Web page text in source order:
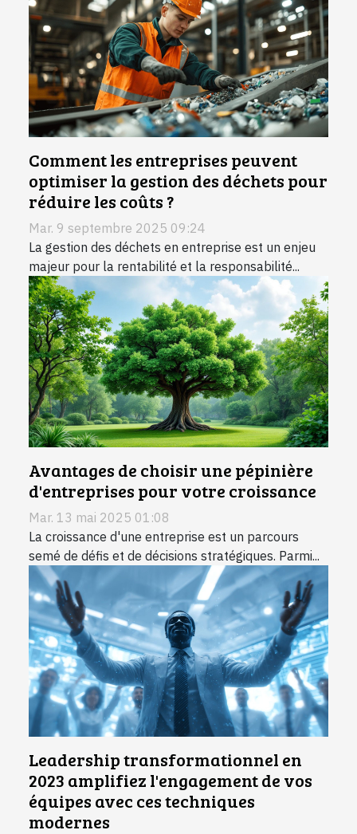
Comment les entreprises peuvent
optimiser la gestion des déchets pour
réduire les coûts ?
Mar. 9 septembre 2025 09:24
La gestion des déchets en entreprise est un enjeu
majeur pour la rentabilité et la responsabilité...
Avantages de choisir une pépinière
d'entreprises pour votre croissance
Mar. 13 mai 2025 01:08
La croissance d'une entreprise est un parcours
semé de défis et de décisions stratégiques. Parmi...
Leadership transformationnel en
2023 amplifiez l'engagement de vos
équipes avec ces techniques
modernes